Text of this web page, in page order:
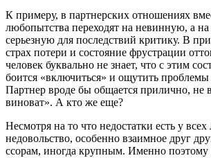
К примеру, в партнерских отношениях
любопытства переходят на невинную, а
серьезную для последствий критику. В
страх потери и состояние фрустрации
человек буквально не знает, что с этим
боится «включиться» и ощутить
Партнер вроде бы общается прилично, не
виноват». А кто же еще?
Несмотря на то что недостатки есть у
недовольство, особенно взаимное друг
ссорам, иногда крупным. Именно поэтому